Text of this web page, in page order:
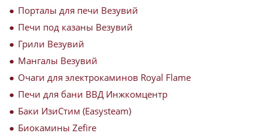
Порталы для печи Везувий
Печи под казаны Везувий
Грили Везувий
Мангалы Везувий
Очаги для электрокаминов Royal Flame
Печи для бани ВВД Инжкомцентр
Баки ИзиСтим (Easysteam)
Биокамины Zefire